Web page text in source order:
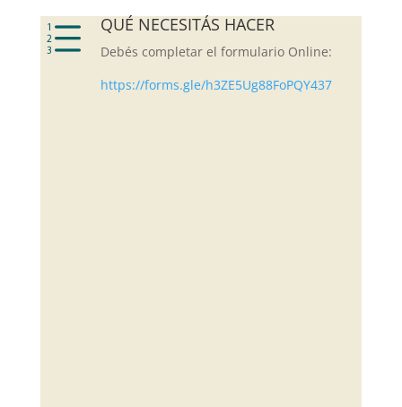
e QUÉ NECESITÁS HACER
Debés completar el formulario Online:
https://forms.gle/h3ZE5Ug88FoPQY437